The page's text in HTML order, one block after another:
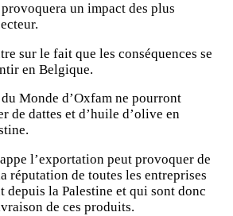
un impact des plus
sur le fait que les conséquences se
en Belgique.
Monde d’Oxfam ne pourront
de dattes et d’huile d’olive en
l’exportation peut provoquer de
réputation de toutes les entreprises
depuis la Palestine et qui sont donc
de ces produits.